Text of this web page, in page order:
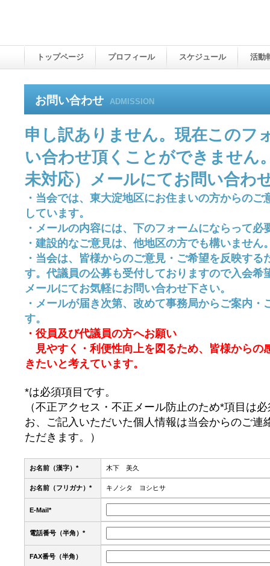
お問い合わせ ADMISSION
申し訳ありません。現在このフ
い合わせ頂くことができません
未対応）メールにてお問い合わ
・当会では、東大淀地区にお住まいの方からの
しています。
・メールの内容には、下のフォームにならって必
・建設的なご意見は、他地区の方でも構いません
・当会は、皆様からのご意見・ご希望を反映す
す。代議員の公募も受付しておりますので入会希
メールにてお気軽にお問い合わせ下さい。
・メールが届き次第、改めて事務局からご案内
す。
・役員及び代議員の方へお願い
見やすく・利便性向上を図るため、皆様からの
きたいと考えています。
*は必須項目です。
（不正アクセス・不正メール防止のため*項目は
お、ご記入いただいた個人情報は当会からのご連
ただきます。）
お名前（漢字）* 木下 美久
お名前（フリガナ）* キノシタ ヨシヒサ
E-Mail*
電話番号（半角）*
FAX番号（半角）
トップページ プロフィール スケジュール 活動